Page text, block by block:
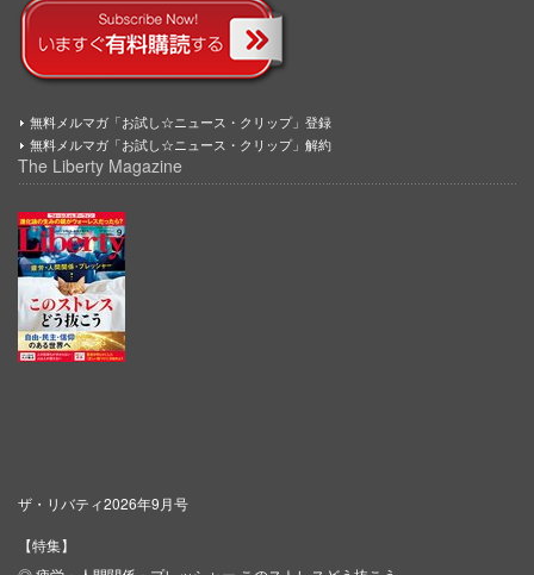
無料メルマガ「お試し☆ニュース・クリップ」登録
無料メルマガ「お試し☆ニュース・クリップ」解約
The Liberty Magazine
ザ・リバティ2026年9月号
【特集】